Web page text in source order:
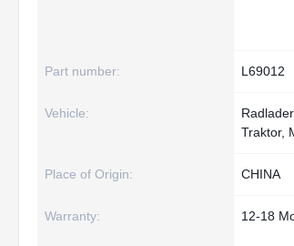
Part number: L69012
Vehicle:
Traktor,
Place of Origin: CHINA
Warranty: 12-18